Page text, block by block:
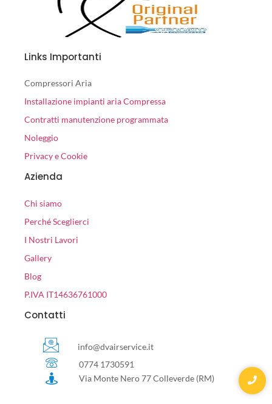
Links Importanti
Compressori Aria
Installazione impianti aria Compressa
Contratti manutenzione programmata
Noleggio
Privacy e Cookie
Azienda
Chi siamo
Perché Sceglierci
I Nostri Lavori
Gallery
Blog
P.IVA IT14636761000
Contatti
info@dvairservice.it
0774 1730591
Via Monte Nero 77 Colleverde (RM)